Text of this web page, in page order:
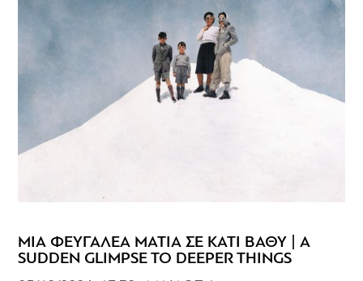
ΜΙΑ ΦΕΥΓΑΛΕΑ ΜΑΤΙΑ ΣΕ ΚΑΤΙ ΒΑΘΥ | A
SUDDEN GLIMPSE TO DEEPER THINGS